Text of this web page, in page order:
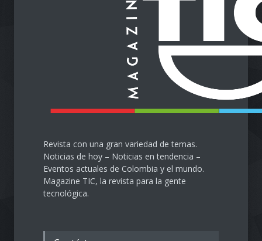
Emprendimiento
28 de septiembre de 2024
Protegiendo nuestra visión
en la era digital
Salud 28 de septiembre de 2024
Revista con una gran variedad de temas.
Noticias de hoy – Noticias en tendencia –
Eventos actuales de Colombia y el mundo.
Magazine TIC, la revista para la gente
tecnológica.